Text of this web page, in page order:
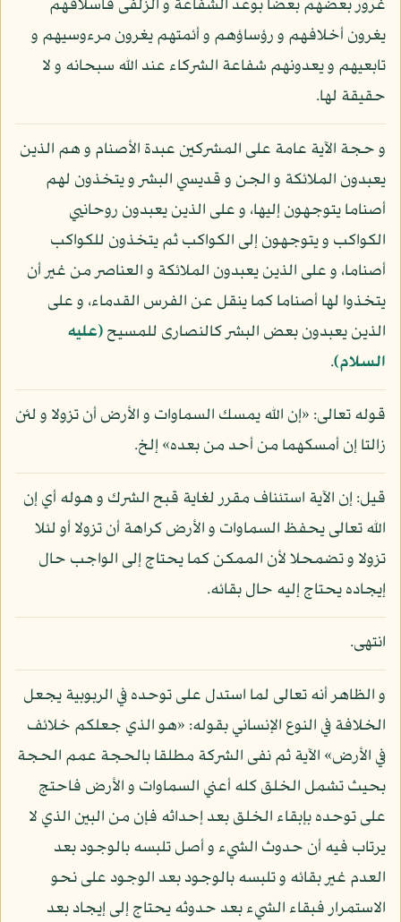
غرور بعضهم بعضا بوعد الشفاعة و الزلفى فأسلافهم
يغرون أخلافهم و رؤساؤهم و أئمتهم يغرون مرءوسيهم و
تابعيهم و يعدونهم شفاعة الشركاء عند الله سبحانه و لا
حقيقة لها.
و حجة الآية عامة على المشركين عبدة الأصنام و هم الذين
يعبدون الملائكة و الجن و قديسي البشر و يتخذون لهم
أصناما يتوجهون إليها، و على الذين يعبدون روحانيي
الكواكب و يتوجهون إلى الكواكب ثم يتخذون للكواكب
أصناما، و على الذين يعبدون الملائكة و العناصر من غير أن
يتخذوا لها أصناما كما ينقل عن الفرس القدماء، و على
الذين يعبدون بعض البشر كالنصارى للمسيح(عليه
السلام).
قوله تعالى: «إن الله يمسك السماوات و الأرض أن تزولا و لئن
زالتا إن أمسكهما من أحد من بعده» إلخ.
قيل: إن الآية استئناف مقرر لغاية قبح الشرك و هوله أي إن
الله تعالى يحفظ السماوات و الأرض كراهة أن تزولا أو لئلا
تزولا و تضمحلا لأن الممكن كما يحتاج إلى الواجب حال
إيجاده يحتاج إليه حال بقائه.
انتهى.
و الظاهر أنه تعالى لما استدل على توحده في الربوبية يجعل
الخلافة في النوع الإنساني بقوله: «هو الذي جعلكم خلائف
في الأرض» الآية ثم نفى الشركة مطلقا بالحجة عمم الحجة
بحيث تشمل الخلق كله أعني السماوات و الأرض فاحتج
على توحده بإبقاء الخلق بعد إحداثه فإن من البين الذي لا
يرتاب فيه أن حدوث الشيء و أصل تلبسه بالوجود بعد
العدم غير بقائه و تلبسه بالوجود بعد الوجود على نحو
الاستمرار فبقاء الشيء بعد حدوثه يحتاج إلى إيجاد بعد